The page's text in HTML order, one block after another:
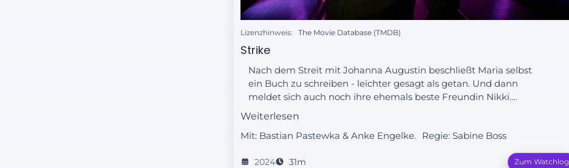
Lizenzhinweis: The Movie Database (TMDB)
Strike
Nach dem Streit mit Johanna Augustin beschließt Maria selbst
ein Buch zu schreiben - leichter gesagt als getan. Und dann
meldet sich auch noch ihre ehemals beste Freundin Nikki.
Maria geht ihren Problemen aus dem Weg und lädt sich bei
verbringt den Abend mit seinen Töchtern Lily und Lotta, um
Weiterlesen
Mit: Bastian Pastewka & Anke Engelke. Regie: Sabine Boss
2024 31m Zum Watchlog